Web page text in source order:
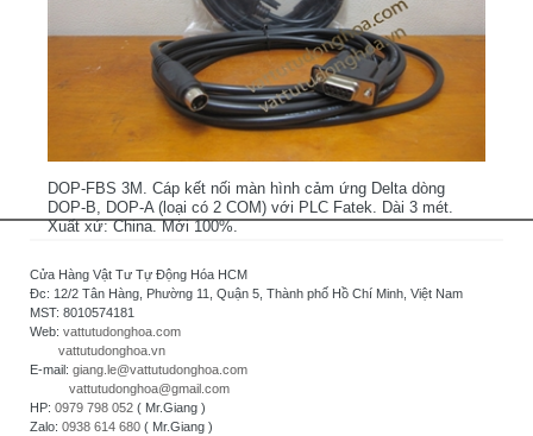
DOP-FBS 3M. Cáp kết nối màn hình cảm ứng Delta dòng
DOP-B, DOP-A (loại có 2 COM) với PLC Fatek. Dài 3 mét.
Xuất xứ: China. Mới 100%.
Cửa Hàng Vật Tư Tự Động Hóa HCM
Đc: 12/2 Tân Hàng, Phường 11, Quận 5, Thành phố Hồ Chí Minh, Việt Nam
MST: 8010574181
Web: vattutudonghoa.com
vattutudonghoa.vn
E-mail: giang.le@vattutudonghoa.com
vattutudonghoa@gmail.com
HP: 0979 798 052 ( Mr.Giang )
Zalo: 0938 614 680 ( Mr.Giang )